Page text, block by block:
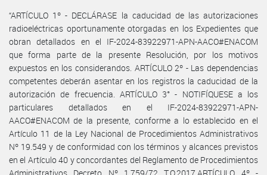
“ARTÍCULO 1º - DECLÁRASE la caducidad de las autorizaciones
radioeléctricas oportunamente otorgadas en los Expedientes que
obran detallados en el IF-2024-83922971-APN-AACO#ENACOM
que forma parte de la presente Resolución, por los motivos
expuestos en los considerandos. ARTÍCULO 2º - Las dependencias
competentes deberán asentar en los registros la caducidad de la
autorización de frecuencia. ARTÍCULO 3° - NOTIFÍQUESE a los
particulares detallados en el IF-2024-83922971-APN-
AACO#ENACOM de la presente, conforme a lo establecido en el
Artículo 11 de la Ley Nacional de Procedimientos Administrativos
Nº 19.549 y de conformidad con los términos y alcances previstos
en el Artículo 40 y concordantes del Reglamento de Procedimientos
Administrativos Decreto Nº 1.759/72 T.O.2017.ARTÍCULO 4º -